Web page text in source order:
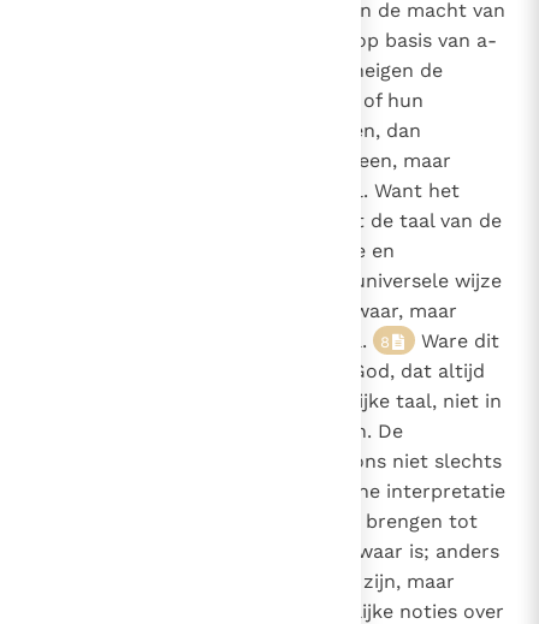
vertrouwenscrisis ten aanzien van de macht van
de rede? Als deze standpunten, op basis van a-
prioristische opvattingen, ertoe neigen de
geloofsinhouden te verduisteren of hun
algemene geldigheid te ontkennen, dan
onderdrukken zij de rede niet alleen, maar
zetten ze ook zichzelf buitenspel. Want het
geloof veronderstelt duidelijk dat de taal van de
mens in staat is om de goddelijke en
transcendente werkelijkheid op universele wijze
te verwoorden - analoog, dat is waar, maar
daarom niet minder betekenisvol. 8
Ware dit
niet zo, dan zou het woord van God, dat altijd
een goddelijk woord is in menselijke taal, niet in
staat zijn iets over God te zeggen. De
interpretatie van dit woord kan ons niet slechts
voortdurend verwijzen naar de ene interpretatie
na de andere, zonder ons ooit te brengen tot
een uitspraak die eenvoudigweg waar is; anders
zou er geen openbaring van God zijn, maar
alleen de uitdrukking van menselijke noties over